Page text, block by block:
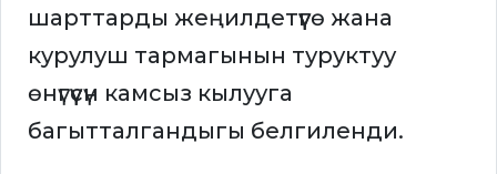
шарттарды жеңилдетүүгө жана
курулуш тармагынын туруктуу
өнүгүүсүн камсыз кылууга
багытталгандыгы белгиленди.